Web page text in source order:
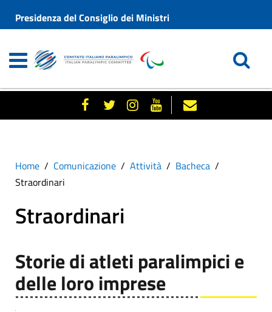
Presidenza del Consiglio dei Ministri
Home Comunicazione Attività
Bacheca
Straordinari
Straordinari
Storie di atleti paralimpici e
delle loro imprese